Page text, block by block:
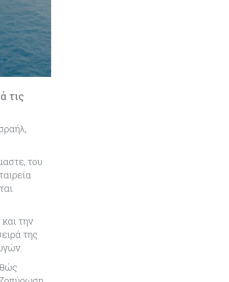
τις
του
την
της